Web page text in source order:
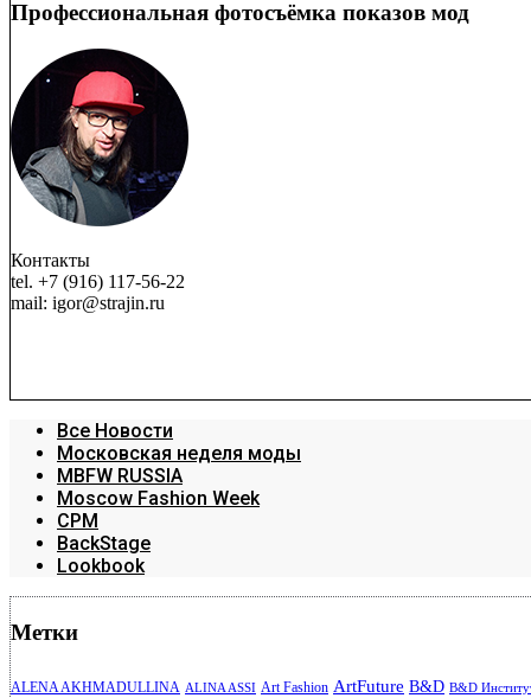
Профессиональная фотосъёмка показов мод
Контакты
tel. +7 (916) 117-56-22
mail: igor@strajin.ru
Все Новости
Московская неделя моды
MBFW RUSSIA
Moscow Fashion Week
CPM
BackStage
Lookbook
Метки
ALENA AKHMADULLINA ALINA ASSI Art Fashion ArtFuture B&D B&D